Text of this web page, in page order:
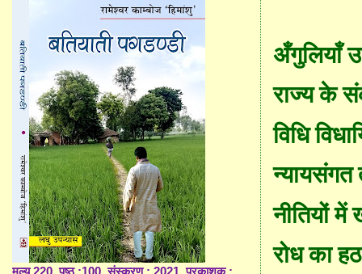
अँगुलियाँ
राज्य के
विधि
न्यायसंगत
नीतियों में
रोध का